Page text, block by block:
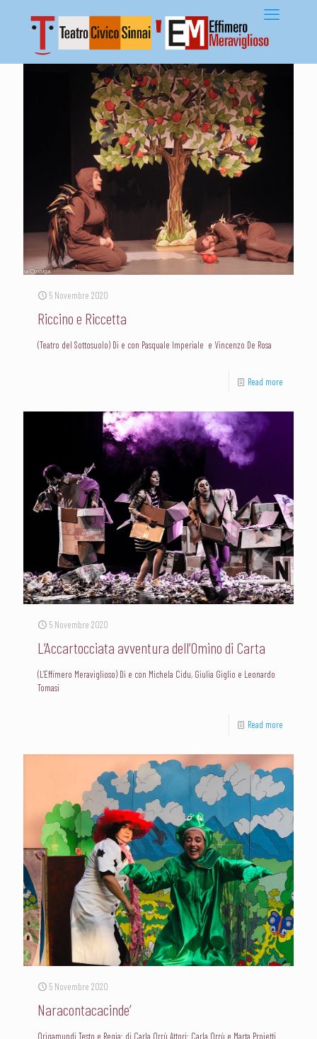
5 Novembre 2020
Riccino e Riccetta
(Teatro del Sottosuolo) Di e con Pasquale Imperiale e Vincenzo De Rosa
Read more
5 Novembre 2020
L’Accartocciata avventura dell’Omino di Carta
(L’Effimero Meraviglioso) Di e con Michela Cidu, Giulia Giglio e Leonardo
Tomasi
Read more
5 Novembre 2020
Naracontacacinde’
Origamundi Testo e Regia: di Carla Orrù Attori: Carla Orrù e Marta Proietti